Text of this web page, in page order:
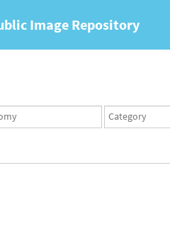
Image Repository
Taxonomy
term